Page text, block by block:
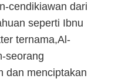
cendikiawan dari
seperti Ibnu
ternama,Al-
seorang
dan menciptakan